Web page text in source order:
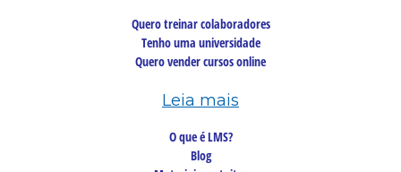
Quero treinar colaboradores
Tenho uma universidade
Quero vender cursos online
Leia mais
O que é LMS?
Blog